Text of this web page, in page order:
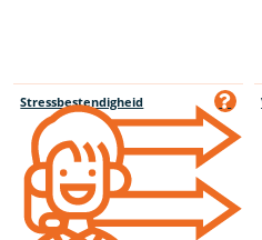
Stressbestendigheid